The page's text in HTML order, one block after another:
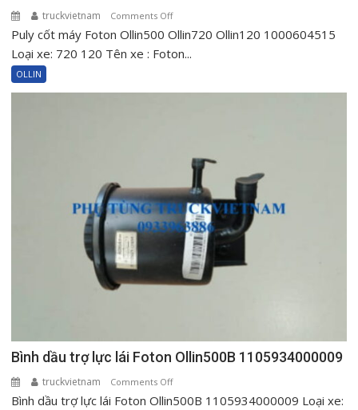
truckvietnam Comments Offon
Puly
cốt
Puly cốt máy Foton Ollin500 Ollin720 Ollin120 1000604515
Loại xe: 720 120 Tên xe : Foton...
OLLIN
Bình dầu trợ lực lái Foton Ollin500B 1105934000009
truckvietnam Comments Offon
Bình
Bình dầu trợ lực lái Foton Ollin500B 1105934000009 Loại xe: